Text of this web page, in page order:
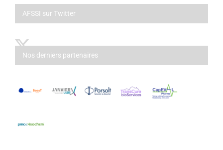
AFSSI sur Twitter
Nos derniers partenaires